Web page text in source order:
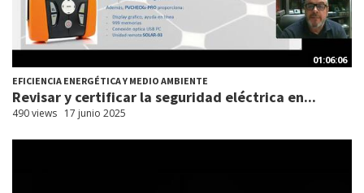
01:06:06
EFICIENCIA ENERGÉTICA Y MEDIO AMBIENTE
Revisar y certificar la seguridad eléctrica en...
490 views 17 junio 2025